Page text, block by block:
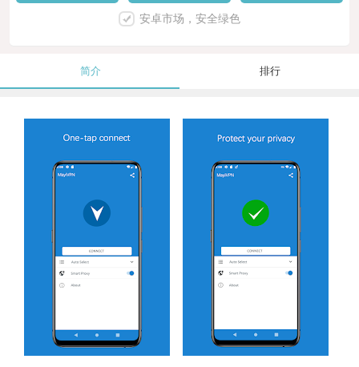
安卓市场，安全绿色
简介 排行